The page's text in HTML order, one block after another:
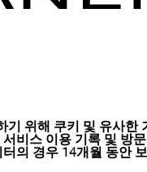
위해 쿠키 및 유사한
비스 이용 기록 및 방
의 경우 14개월 동안